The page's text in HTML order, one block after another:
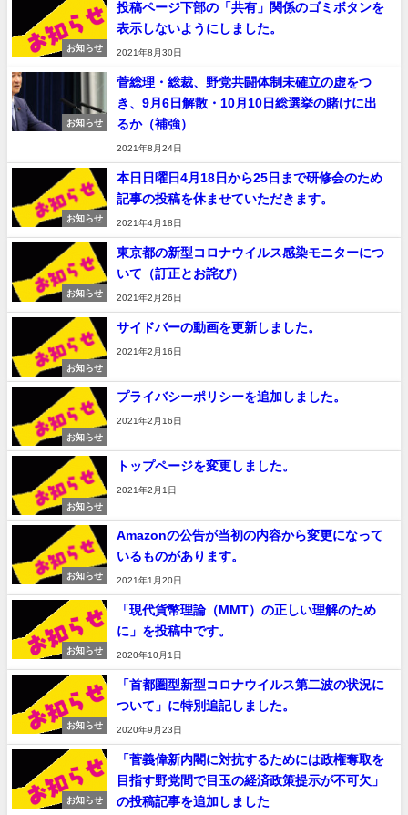
お知らせ
投稿ページ下部の「共有」関係のゴミボタンを
表示しないようにしました。
2021年8月30日
お知らせ
菅総理・総裁、野党共闘体制未確立の虚をつ
き、9月6日解散・10月10日総選挙の賭けに出
るか（補強）
2021年8月24日
お知らせ
本日日曜日4月18日から25日まで研修会のため
記事の投稿を休ませていただきます。
2021年4月18日
お知らせ
東京都の新型コロナウイルス感染モニターにつ
いて（訂正とお詫び）
2021年2月26日
お知らせ
サイドバーの動画を更新しました。
2021年2月16日
お知らせ
プライバシーポリシーを追加しました。
2021年2月16日
お知らせ
トップページを変更しました。
2021年2月1日
お知らせ
Amazonの公告が当初の内容から変更になって
いるものがあります。
2021年1月20日
お知らせ
「現代貨幣理論（MMT）の正しい理解のため
に」を投稿中です。
2020年10月1日
お知らせ
「首都圏型新型コロナウイルス第二波の状況に
ついて」に特別追記しました。
2020年9月23日
お知らせ
「菅義偉新内閣に対抗するためには政権奪取を
目指す野党間で目玉の経済政策提示が不可欠」
の投稿記事を追加しました